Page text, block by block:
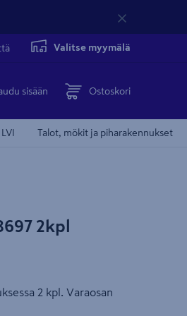
Valitse myymälä
sisään Ostoskori
LVI Talot, mökit ja piharakennukset
2kpl
2 kpl. Varaosan